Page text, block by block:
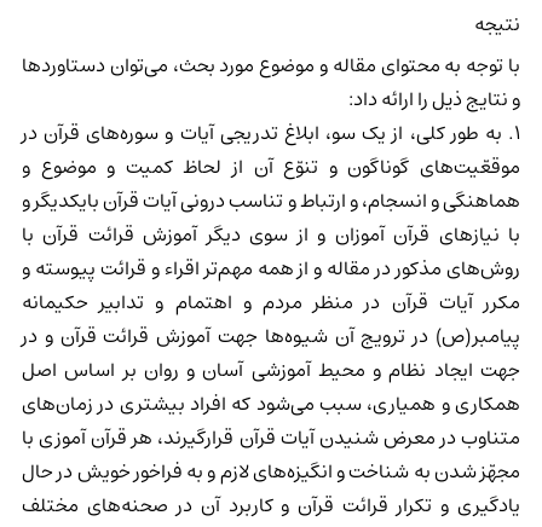
نتیجه
با توجه به محتوای مقاله و موضوع مورد بحث، می‌توان دستاوردها
و نتایج ذیل را ارائه داد:
1. به طور کلی، از یک سو، ابلاغ تدریجی آیات و سوره‌های قرآن در
موقعّیت‌های گوناگون و تنوّع آن از لحاظ کمیت و موضوع و
هماهنگی و انسجام، و ارتباط و تناسب درونی آیات قرآن بایکدیگر و
با نیازهای قرآن آموزان و از سوی دیگر آموزش قرائت قرآن با
روش‌های مذکور در مقاله و از همه مهم‌تر اقراء و قرائت پیوسته و
مکرر آیات قرآن در منظر مردم و اهتمام و تدابیر حکیمانه
پیامبر(ص) در ترویج آن شیوه‌ها جهت آموزش قرائت قرآن و در
جهت ایجاد نظام و محیط آموزشی آسان و روان بر اساس اصل
همکاری و همیاری، سبب می‌شود که افراد بیشتری در زمان‌های
متناوب در معرض شنیدن آیات قرآن قرار‌گیرند، هر قرآن آموزی با
مجهّز شدن به شناخت و انگیزه‌های لازم و به فراخور خویش در حال
یادگیری و تکرار قرائت قرآن و کاربرد آن در صحنه‌های مختلف